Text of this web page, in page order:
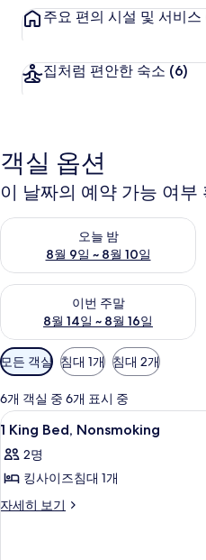
주요 편의 시설 및 서비스
집처럼 편안한 숙소 (6)
객실 옵션
이 날짜의 예약 가능 여부
오늘 밤
8월 9일 ~ 8월 10일
오늘 밤 예약 가능 여부 확인, 8월
이번 주말
8월 14일 ~ 8월 16일
이번 주말 예약 가능 여부 확인, 8
객
실
에
사
용
가
능
필
모든 객실 침대 1개 침대 2개
6개 객실 중 6개 표시 중
1
King
Bed,
Nonsmoking
사
7
1 King Bed, Nonsmoking
2명
킹사이즈침대 1개
자세히 보기
1